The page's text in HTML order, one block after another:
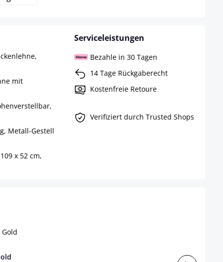
mit
Metall-Gestell
x 52 cm,
Serviceleistungen
Bezahle in 30 Tagen
14 Tage Rückgaberecht
Kostenfreie Retoure
Verifiziert durch Trusted Shops